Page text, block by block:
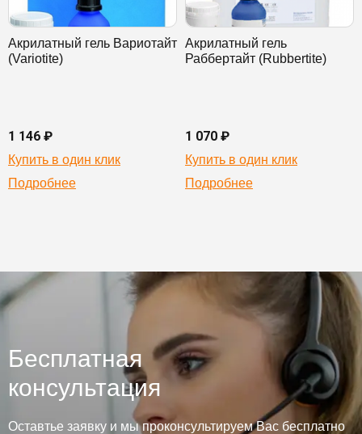
Акрилатный гель Вариотайт
(Variotite)
1 146 ₽
Купить в один клик
Подробнее
Акрилатный гель
Раббертайт (Rubbertite)
1 070 ₽
Купить в один клик
Подробнее
Бесплатная
консультация
Оставтье заявку и мы проконсультируем Вас бесплатно